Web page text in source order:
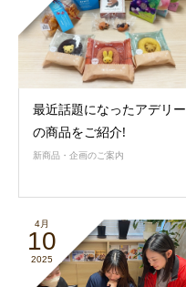
最近話題になったアデリー
の商品をご紹介!
新商品・企画のご案内
4月
10
2025